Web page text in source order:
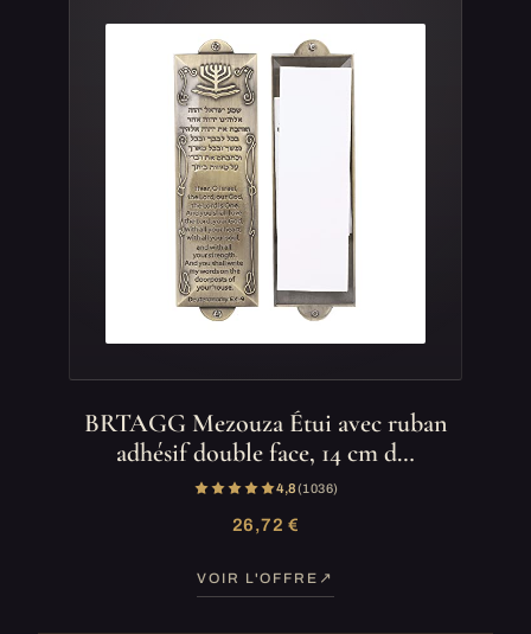
BRTAGG Mezouza Étui avec ruban
adhésif double face, 14 cm d…
4,8(1 036)
26,72 €
VOIR L'OFFRE